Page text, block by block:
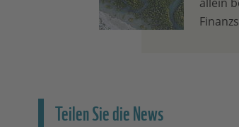
Teilen Sie die News